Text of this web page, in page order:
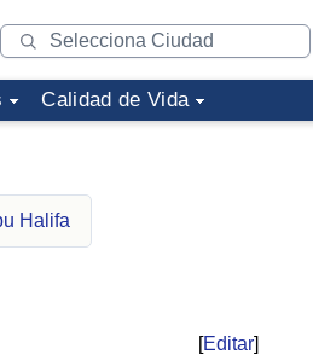
Calidad de Vida
Halifa
[Editar]